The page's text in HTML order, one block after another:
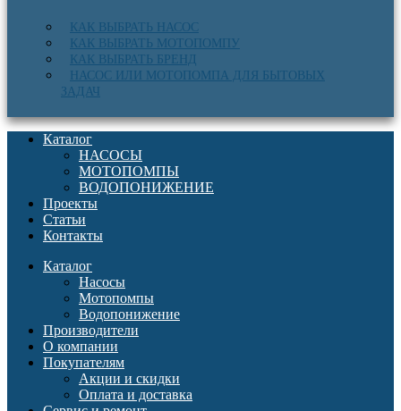
КАК ВЫБРАТЬ НАСОС
КАК ВЫБРАТЬ МОТОПОМПУ
КАК ВЫБРАТЬ БРЕНД
НАСОС ИЛИ МОТОПОМПА ДЛЯ БЫТОВЫХ
ЗАДАЧ
Каталог
НАСОСЫ
МОТОПОМПЫ
ВОДОПОНИЖЕНИЕ
Проекты
Статьи
Контакты
Каталог
Насосы
Мотопомпы
Водопонижение
Производители
О компании
Покупателям
Акции и скидки
Оплата и доставка